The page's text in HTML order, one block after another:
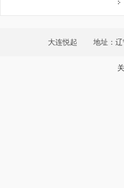
大连悦起 地址：